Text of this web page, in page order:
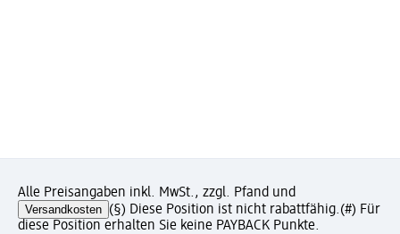
Alle Preisangaben inkl. MwSt., zzgl. Pfand und
Versandkosten (§) Diese Position ist nicht rabattfähig.(#) Für
diese Position erhalten Sie keine PAYBACK Punkte.